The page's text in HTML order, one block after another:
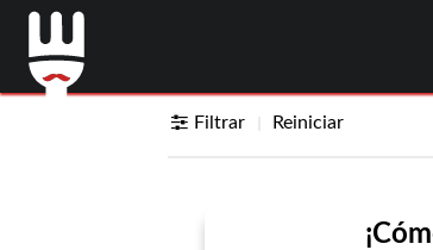
Filtrar Reiniciar